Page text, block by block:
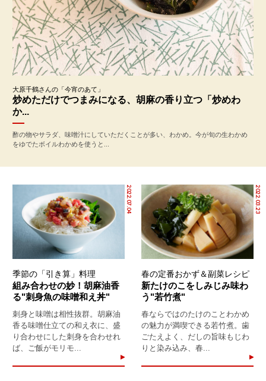
大原千鶴さんの「今宵のあて」
炒めただけでつまみになる、胡麻の香り立つ「炒めわ
か...
酢の物やサラダ、味噌汁にしていただくことが多い、わかめ。今が旬の生わかめ
をゆでたボイルわかめを使うと...
2022.07.04
季節の「引き算」料理
組み合わせの妙！胡麻油香
る"刺身魚の味噌和え丼"
刺身と味噌は相性抜群。胡麻油
香る味噌仕立ての和え衣に、盛
り合わせにした刺身を合わせれ
ば、ご飯がモリモ...
2022.03.23
春の定番おかず＆副菜レシピ
新たけのこをしみじみ味わ
う"若竹煮"
春ならではのたけのことわかめ
の魅力が満喫できる若竹煮。歯
ごたえよく、だしの旨味もじわ
りと染み込み、春...